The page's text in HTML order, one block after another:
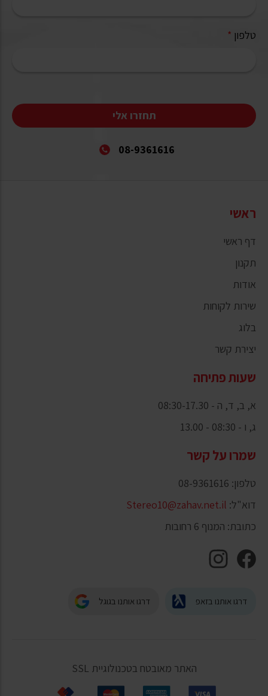
טלפון *
תחזרו אלי
08-9361616
ראשי
דף ראשי
תקנון
אודות
שירות לקוחות
בלוג
יצירת קשר
שעות פתיחה
א, ב, ד, ה - 08:30-17.30
ג, ו - 08:30 - 13.00
שמרו על קשר
טלפון: 08-9361616
דוא"ל: Stereo10@zahav.net.il
כתובת: המנוף 6 רחובות
דרגו אותנו בזאפ דרגו אותנו בגוגל
האתר מאובטח בטכנולוגיית SSL